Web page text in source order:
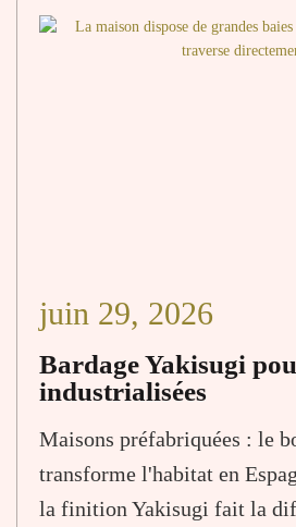
juin 29, 2026
Bardage Yakisugi
industrialisées
Maisons préfabriquées : le
transforme l'habitat en
la finition Yakisugi fait la